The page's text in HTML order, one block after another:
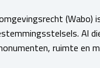
Al
ruimte en